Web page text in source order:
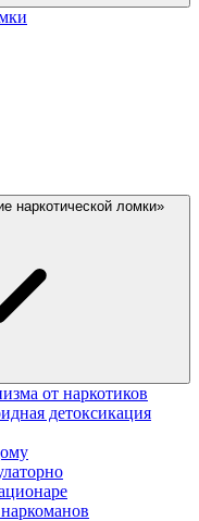
наркотической ломки»
от наркотиков
детоксикация